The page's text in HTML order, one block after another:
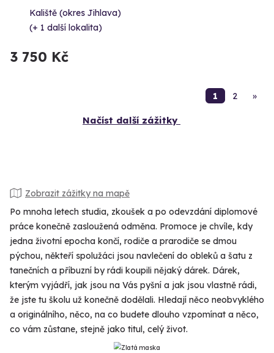
Kaliště (okres Jihlava)
(+ 1 další lokalita)
3 750 Kč
1 2 »
Načíst další zážitky
Zobrazit zážitky na mapě
Po mnoha letech studia, zkoušek a po odevzdání diplomové
práce konečně zasloužená odměna. Promoce je chvíle, kdy
jedna životní epocha končí, rodiče a prarodiče se dmou
pýchou, někteří spolužáci jsou navlečení do obleků a šatu z
tanečních a příbuzní by rádi koupili nějaký dárek. Dárek,
kterým vyjádří, jak jsou na Vás pyšní a jak jsou vlastně rádi,
že jste tu školu už konečně dodělali. Hledají něco neobvyklého
a originálního, něco, na co budete dlouho vzpomínat a něco,
co vám zůstane, stejně jako titul, celý život.